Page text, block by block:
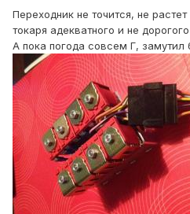
Переходник не точится, не
токаря адекватного и не
А пока погода совсем Г, замутил